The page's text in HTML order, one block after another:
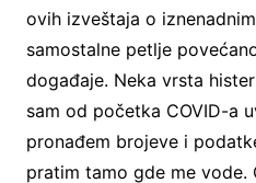
ovih izveštaja o
samostalne petlje
događaje. Neka vrsta
sam od početka COVID-a
pronađem brojeve i
pratim tamo gde me